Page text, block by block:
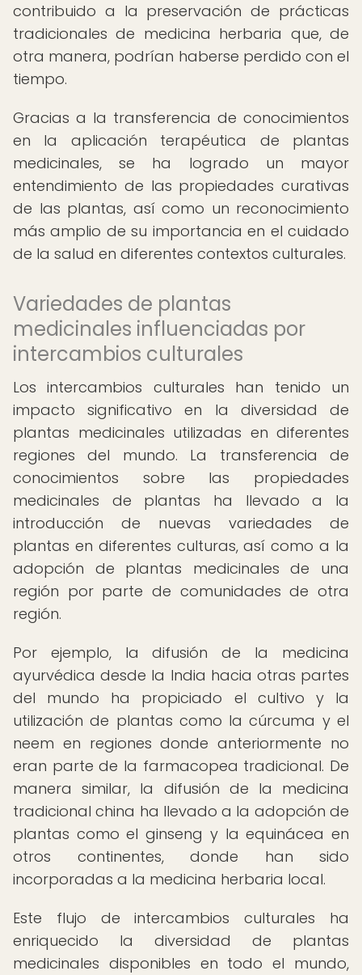
contribuido a la preservación de prácticas
tradicionales de medicina herbaria que, de
otra manera, podrían haberse perdido con el
tiempo.
Gracias a la transferencia de conocimientos
en la aplicación terapéutica de plantas
medicinales, se ha logrado un mayor
entendimiento de las propiedades curativas
de las plantas, así como un reconocimiento
más amplio de su importancia en el cuidado
de la salud en diferentes contextos culturales.
Variedades de plantas
medicinales influenciadas por
intercambios culturales
Los intercambios culturales han tenido un
impacto significativo en la diversidad de
plantas medicinales utilizadas en diferentes
regiones del mundo. La transferencia de
conocimientos sobre las propiedades
medicinales de plantas ha llevado a la
introducción de nuevas variedades de
plantas en diferentes culturas, así como a la
adopción de plantas medicinales de una
región por parte de comunidades de otra
región.
Por ejemplo, la difusión de la medicina
ayurvédica desde la India hacia otras partes
del mundo ha propiciado el cultivo y la
utilización de plantas como la cúrcuma y el
neem en regiones donde anteriormente no
eran parte de la farmacopea tradicional. De
manera similar, la difusión de la medicina
tradicional china ha llevado a la adopción de
plantas como el ginseng y la equinácea en
otros continentes, donde han sido
incorporadas a la medicina herbaria local.
Este flujo de intercambios culturales ha
enriquecido la diversidad de plantas
medicinales disponibles en todo el mundo,